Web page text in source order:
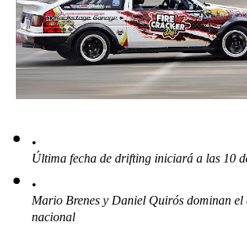
Última fecha de drifting iniciará a las 10
Mario Brenes y Daniel Quirós dominan el
nacional